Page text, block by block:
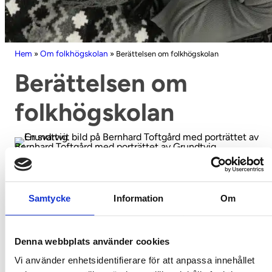
Samtycke Information Om
Denna webbplats använder cookies
Vi använder enhetsidentifierare för att anpassa innehållet
Hem » Om folkhögskolan » Berättelsen om folkhögskolan
Berättelsen om
folkhögskolan
Bernhard Toftgård med porträttet av Grundtvig
En dag cyklade folkhögskolans förste rektor Bernhard
försynt på ett klassrumsfönster. Han frågade om det var
möjligt att få låna några tavelkritor till folkhögskolan, då de
ibland saknades det pengar att handla för – även så enkla
saker som kritor! Glad och med några kritor i fickan,